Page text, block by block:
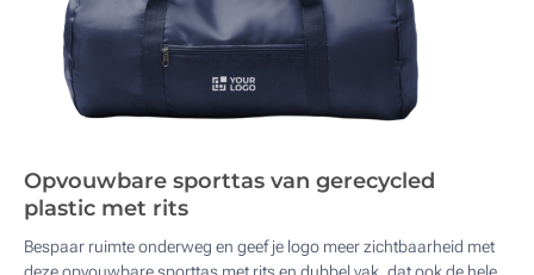
Opvouwbare sporttas van gerecycled
plastic met rits
Bespaar ruimte onderweg en geef je logo meer zichtbaarheid met